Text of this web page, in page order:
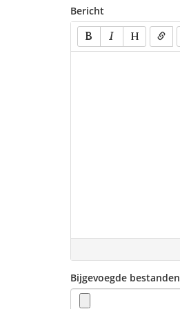
Bericht
Bijgevoegde bestanden